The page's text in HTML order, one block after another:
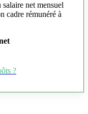
net mensuel
cadre rémunéré à
?